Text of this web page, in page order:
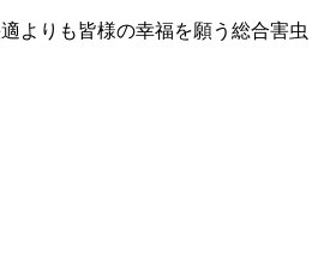
よりも皆様の幸福を願う総合害虫